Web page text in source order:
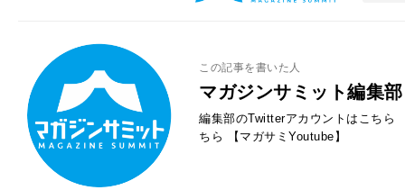
この記事を書いた人
マガジンサミット編集部
編集部のTwitterアカウントはこちら
ちら
【マガサミYoutube】